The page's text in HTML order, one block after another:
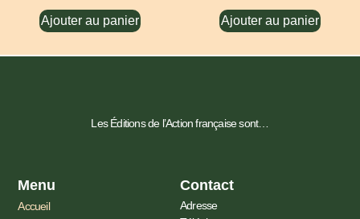
Ajouter au panier Ajouter au panier
Les Éditions de l’Action française sont…
Menu
Accueil
Contact
Adresse